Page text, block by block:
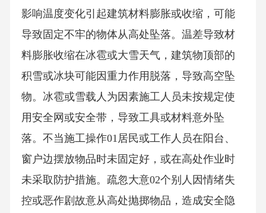
影响温度变化引起建筑材料膨胀或收缩，可能
导致固定不牢的物体从高处坠落。温差导致材
料膨胀收缩在冰雹或大雪天气，建筑物顶部的
积雪或冰块可能因重力作用脱落，导致高空坠
物。冰雹或雪载人为因素施工人员未按规定使
用安全网或安全带，导致工具或材料意外坠
落。不当施工操作01居民或工作人员在阳台、
窗户边摆放物品时未固定好，或在高处作业时
未采取防护措施。疏忽大意02个别人因情绪失
控或恶作剧故意从高处抛掷物品，造成安全隐